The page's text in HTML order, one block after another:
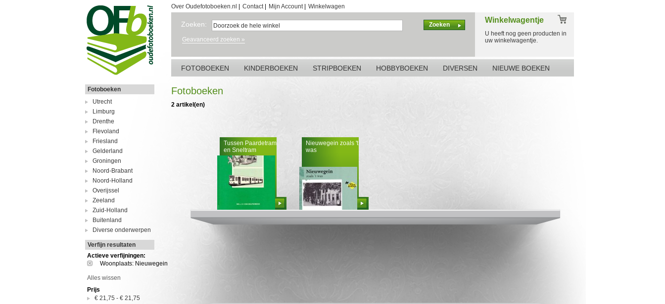
Over Oudefotoboeken.nl Contact| Mijn Account| Winkelwagen
Zoeken: Zoeken
Geavanceerd zoeken »
Winkelwagentje
U heeft nog geen producten in
uw winkelwagentje.
FOTOBOEKEN KINDERBOEKEN STRIPBOEKEN HOBBYBOEKEN DIVERSEN NIEUWE BOEKEN
Fotoboeken
Utrecht
Limburg
Drenthe
Flevoland
Friesland
Gelderland
Groningen
Noord-Brabant
Noord-Holland
Overijssel
Zeeland
Zuid-Holland
Buitenland
Diverse onderwerpen
Verfijn resultaten
Actieve verfijningen:
Woonplaats: Nieuwegein
Alles wissen
Prijs
€ 21,75 - € 21,75
Fotoboeken
2 artikel(en)
Tussen Paardetram
en Sneltram
Bestellen
Nieuwegein zoals 't
was
Bestellen